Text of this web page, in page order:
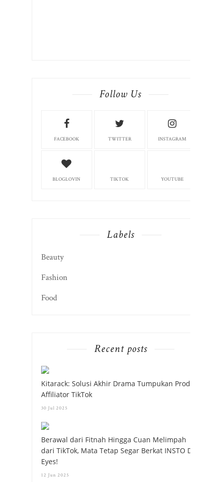
Follow Us
FACEBOOK TWITTER INSTAGRAM
BLOGLOVIN TIKTOK YOUTUBE
Labels
Beauty
Fashion
Food
Recent posts
Kitarack: Solusi Akhir Drama Tumpukan Produk
Affiliator TikTok
30 Jul 2025
Berawal dari Fitnah Hingga Cuan Melimpah
dari TikTok, Mata Tetap Segar Berkat INSTO Dry
Eyes!
12 Jun 2025